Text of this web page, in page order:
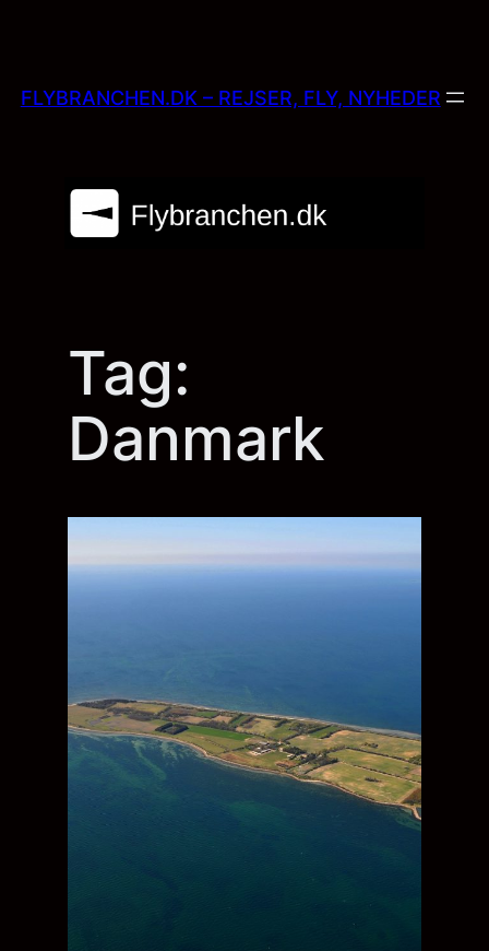
content
FLYBRANCHEN.DK – REJSER, FLY, NYHEDER
Tag:
Danmark